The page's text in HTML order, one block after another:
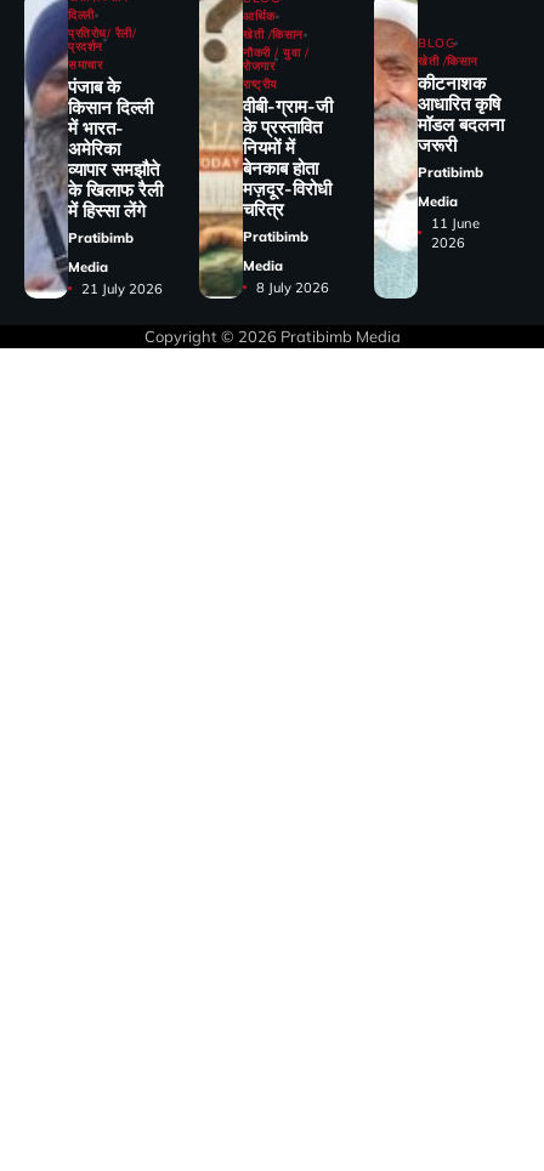
दिल्ली
प्रतिरोध/ रैली/
प्रदर्शन
समाचार
पंजाब के
किसान दिल्ली
में भारत-
अमेरिका
व्यापार समझौते
के खिलाफ रैली
में हिस्सा लेंगे
Pratibimb
Media
21 July 2026
आर्थिक
खेती /किसान
नौकरी / युवा /
रोजगार
राष्ट्रीय
वीबी-ग्राम-जी
के प्रस्तावित
नियमों में
बेनकाब होता
मज़दूर-विरोधी
चरित्र
Pratibimb
Media
8 July 2026
BLOG
खेती /किसान
कीटनाशक
आधारित कृषि
मॉडल बदलना
जरूरी
Pratibimb
Media
11 June
2026
Copyright © 2026 Pratibimb Media